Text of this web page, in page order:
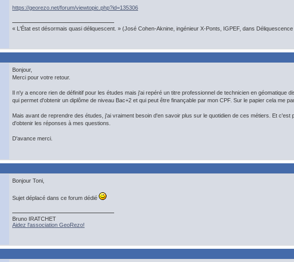
https://georezo.net/forum/viewtopic.php?id=135306
« L'État est désormais quasi déliquescent. » (José Cohen-Aknine, ingénieur X-Ponts, IGPEF, dans
Bonjour,
Merci pour votre retour.
Il n'y a encore rien de définitif pour les études mais j'ai repéré un titre professionnel de technicien en géomatique
qui permet d'obtenir un diplôme de niveau Bac+2 et qui peut être finançable par mon CPF. Sur le papier cela me
Mais avant de reprendre des études, j'ai vraiment besoin d'en savoir plus sur le quotidien de ces métiers. Et
d'obtenir les réponses à mes questions.
D'avance merci.
Bonjour Toni,
Sujet déplacé dans ce forum dédié
Bruno IRATCHET
Aidez l'association GeoRezo!